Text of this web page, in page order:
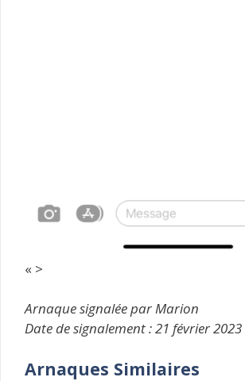
« >
Arnaque signalée par Marion
Date de signalement : 21 février
Arnaques Similaires